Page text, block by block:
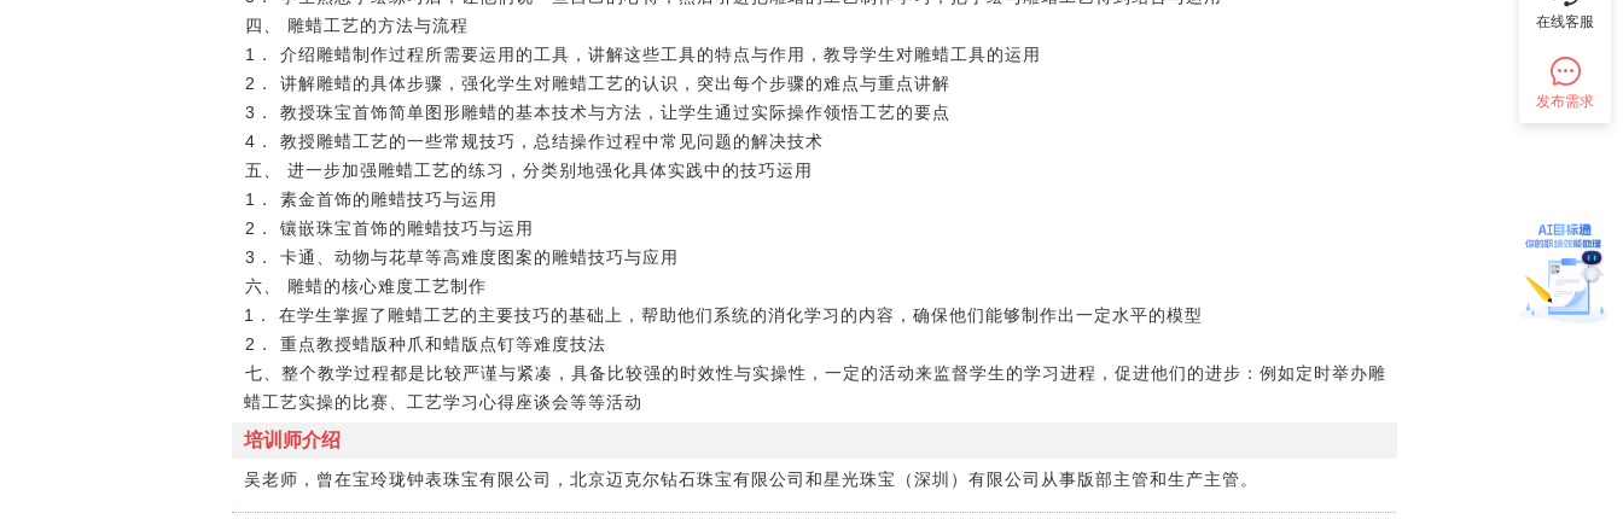
四、 雕蜡工艺的方法与流程
1． 介绍雕蜡制作过程所需要运用的工具，讲解这些工具的特点与作用，教导学生对雕蜡工具的运用
2． 讲解雕蜡的具体步骤，强化学生对雕蜡工艺的认识，突出每个步骤的难点与重点讲解
3． 教授珠宝首饰简单图形雕蜡的基本技术与方法，让学生通过实际操作领悟工艺的要点
4． 教授雕蜡工艺的一些常规技巧，总结操作过程中常见问题的解决技术
五、 进一步加强雕蜡工艺的练习，分类别地强化具体实践中的技巧运用
1． 素金首饰的雕蜡技巧与运用
2． 镶嵌珠宝首饰的雕蜡技巧与运用
3． 卡通、动物与花草等高难度图案的雕蜡技巧与应用
六、 雕蜡的核心难度工艺制作
1． 在学生掌握了雕蜡工艺的主要技巧的基础上，帮助他们系统的消化学习的内容，确保他们能够制作出一定水平的模型
2． 重点教授蜡版种爪和蜡版点钉等难度技法
七、整个教学过程都是比较严谨与紧凑，具备比较强的时效性与实操性，一定的活动来监督学生的学习进程，促进他们的进步：例如定时举办雕
蜡工艺实操的比赛、工艺学习心得座谈会等等活动
培训师介绍
吴老师，曾在宝玲珑钟表珠宝有限公司，北京迈克尔钻石珠宝有限公司和星光珠宝（深圳）有限公司从事版部主管和生产主管。
在线客服
发布需求